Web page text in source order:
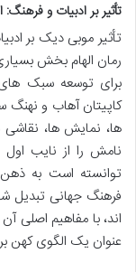
تأثیر بر ادبیات و
تأثیر موبی دیک بر
رمان الهام بخش
برای توسعه سبک
کاپیتان آهاب و نهنگ
ها، نمایش ها،
نامش را از نایب اول
توانسته است به
فرهنگ جهانی تبدیل
اند، با مفاهیم اصلی
عنوان یک الگوی کهن